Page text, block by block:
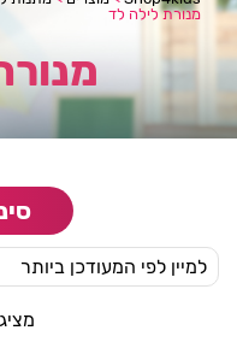
מנורת לילה לד